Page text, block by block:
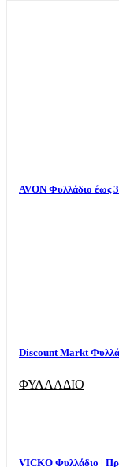
AVON Φυλλάδιο έως
Discount Markt
ΦΥΛΛΑΔΙΟ
VICKO Φυλλάδιο |